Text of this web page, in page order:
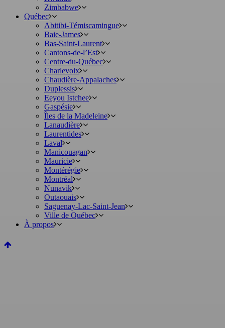
Zimbabwe
Québec
Abitibi-Témiscamingue
Baie-James
Bas-Saint-Laurent
Cantons-de-l’Est
Centre-du-Québec
Charlevoix
Chaudière-Appalaches
Duplessis
Eeyou Istchee
Gaspésie
Îles de la Madeleine
Lanaudière
Laurentides
Laval
Manicouagan
Mauricie
Montérégie
Montréal
Nunavik
Outaouais
Saguenay-Lac-Saint-Jean
Ville de Québec
À propos